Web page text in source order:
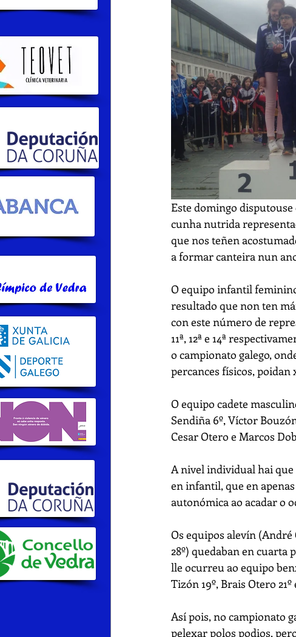
Este domingo
cunha nutrida
que nos teñen
a formar canteira nun
O equipo infantil
resultado que non ten
con este número de
11ª, 12ª e 14ª
o campionato galego,
percances físicos,
O equipo cadete
Sendiña 6º, Víctor
Cesar Otero e Marcos
A nivel individual hai que
en infantil, que en
autonómica ao acadar o
Os equipos alevín (André
28º) quedaban en cuarta
lle ocurreu ao equipo
Tizón 19º, Brais Otero 21º
Así pois, no campionato
pelexar polos podios,